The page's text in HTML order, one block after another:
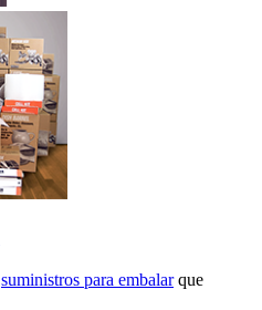
suministros para embalarque